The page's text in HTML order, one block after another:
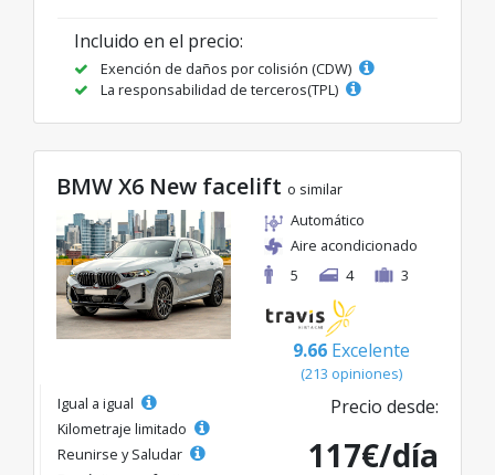
Incluido en el precio:
Exención de daños por colisión (CDW)
La responsabilidad de terceros(TPL)
BMW X6 New facelift o similar
Automático
Aire acondicionado
5
4 3
9.66 Excelente
(213 opiniones)
Igual a igual
Kilometraje limitado
Reunirse y Saludar
Precio desde:
117€/día